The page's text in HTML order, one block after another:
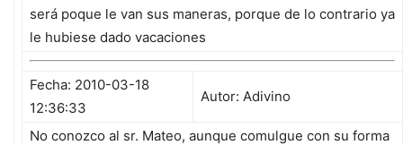
será poque le van sus maneras, porque de lo contrario ya
le hubiese dado vacaciones
Fecha: 2010-03-18
12:36:33
Autor: Adivino
No conozco al sr. Mateo, aunque comulgue con su forma